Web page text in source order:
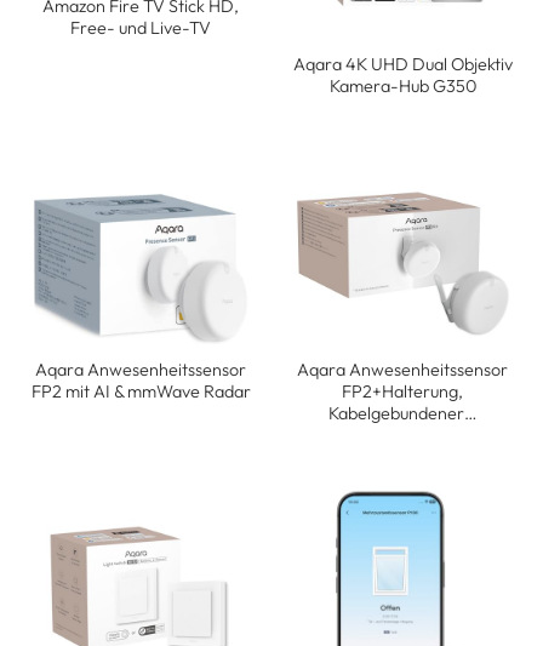
Amazon Fire TV Stick HD,
Free- und Live-TV
Aqara 4K UHD Dual Objektiv
Kamera-Hub G350
Aqara Anwesenheitssensor
FP2 mit AI & mmWave Radar
Aqara Anwesenheitssensor
FP2+Halterung,
Kabelgebundener…